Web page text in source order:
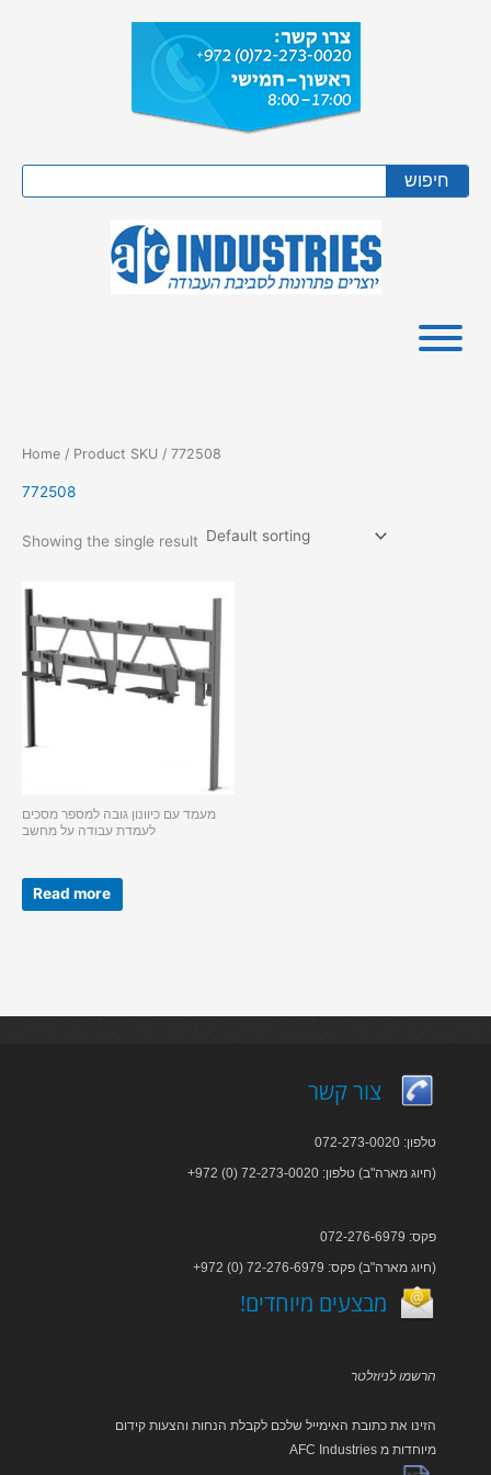
חיפוש
Home / Product SKU / 772508
772508
Showing the single result
מעמד עם כיוונון גובה למספר מסכים
לעמדת עבודה על מחשב
Read more
צור קשר
טלפון: 072-273-0020
+972 (0) 72-273-0020 :חיוג מארה"ב) טלפון)
פקס: 072-276-6979
+972 (0) 72-276-6979 :חיוג מארה"ב) פקס)
!מבצעים מיוחדים
הרשמו לניוזלטר
הזינו את כתובת האימייל שלכם לקבלת הנחות והצעות קידום
AFC Industries מיוחדות מ